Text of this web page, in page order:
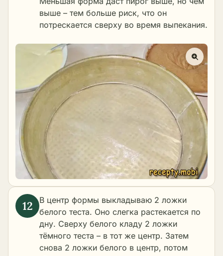
выше – тем больше риск, что он
потрескается сверху во время выпекания.
В центр формы выкладываю 2 ложки
белого теста. Оно слегка растекается по
дну. Сверху белого кладу 2 ложки
тёмного теста – в тот же центр. Затем
снова 2 ложки белого в центр, потом